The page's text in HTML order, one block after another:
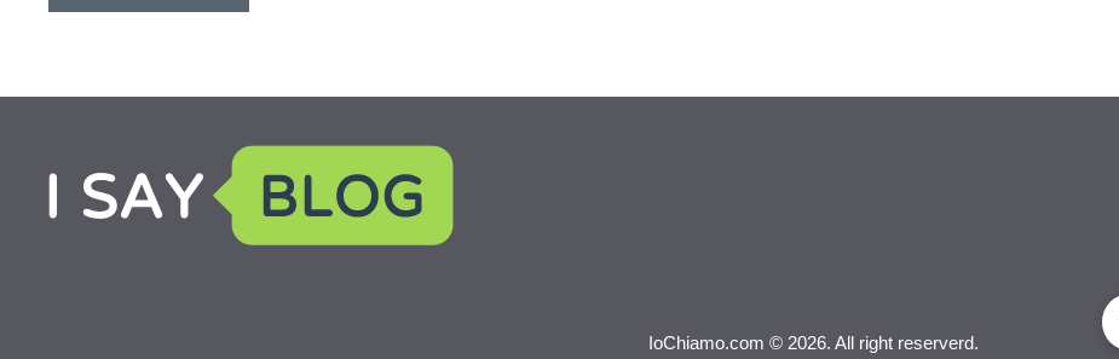
IoChiamo.com © 2026. All right reserverd.